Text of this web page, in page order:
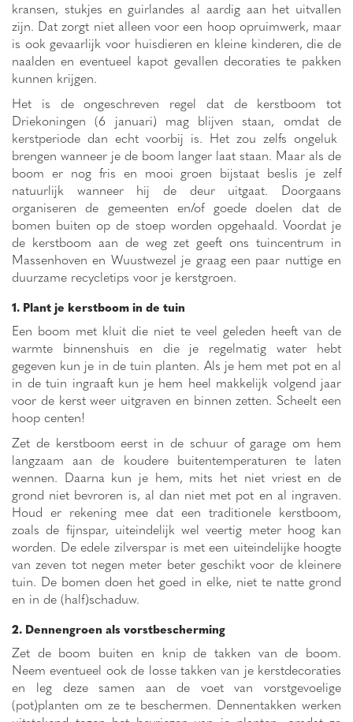
kransen, stukjes en guirlandes al aardig aan het uitvallen
zijn. Dat zorgt niet alleen voor een hoop opruimwerk, maar
is ook gevaarlijk voor huisdieren en kleine kinderen, die de
naalden en eventueel kapot gevallen decoraties te pakken
kunnen krijgen.
Het is de ongeschreven regel dat de kerstboom tot
Driekoningen (6 januari) mag blijven staan, omdat de
kerstperiode dan echt voorbij is. Het zou zelfs ongeluk
brengen wanneer je de boom langer laat staan. Maar als de
boom er nog fris en mooi groen bijstaat beslis je zelf
natuurlijk wanneer hij de deur uitgaat. Doorgaans
organiseren de gemeenten en/of goede doelen dat de
bomen buiten op de stoep worden opgehaald. Voordat je
de kerstboom aan de weg zet geeft ons tuincentrum in
Massenhoven en Wuustwezel je graag een paar nuttige en
duurzame recycletips voor je kerstgroen.
1. Plant je kerstboom in de tuin
Een boom met kluit die niet te veel geleden heeft van de
warmte binnenshuis en die je regelmatig water hebt
gegeven kun je in de tuin planten. Als je hem met pot en al
in de tuin ingraaft kun je hem heel makkelijk volgend jaar
voor de kerst weer uitgraven en binnen zetten. Scheelt een
hoop centen!
Zet de kerstboom eerst in de schuur of garage om hem
langzaam aan de koudere buitentemperaturen te laten
wennen. Daarna kun je hem, mits het niet vriest en de
grond niet bevroren is, al dan niet met pot en al ingraven.
Houd er rekening mee dat een traditionele kerstboom,
zoals de fijnspar, uiteindelijk wel veertig meter hoog kan
worden. De edele zilverspar is met een uiteindelijke hoogte
van zeven tot negen meter beter geschikt voor de kleinere
tuin. De bomen doen het goed in elke, niet te natte grond
en in de (half)schaduw.
2. Dennengroen als vorstbescherming
Zet de boom buiten en knip de takken van de boom.
Neem eventueel ook de losse takken van je kerstdecoraties
en leg deze samen aan de voet van vorstgevoelige
(pot)planten om ze te beschermen. Dennentakken werken